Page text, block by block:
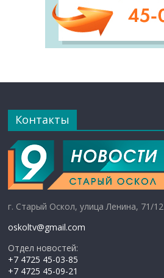
Контакты
г. Старый Оскол, улица Ленина, 71/12
oskoltv@gmail.com
Отдел новостей:
+7 4725 45-03-85
+7 4725 45-09-21